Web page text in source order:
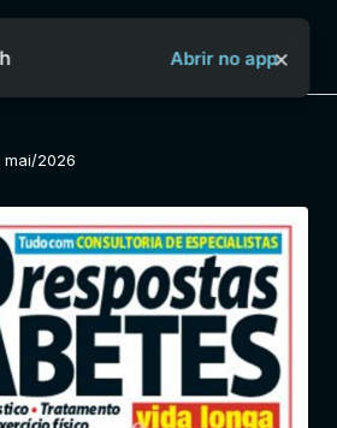
Sobre o Aya Bancah
Início
Revistas
Abrir no app×
mai/2026